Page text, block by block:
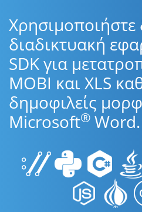
διαδικτυακή
SDK για
MOBI και XLS
δημοφιλείς
Microsoft® Word.